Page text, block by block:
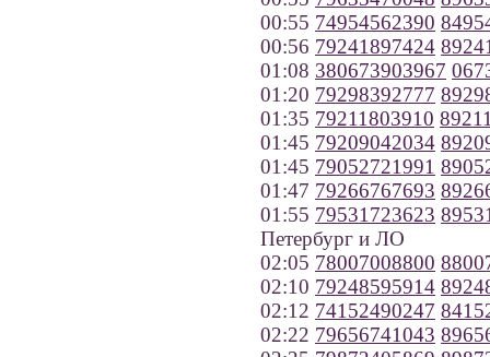
00:55 74954562390
00:56 79241897424
01:08 380673903967
01:20 79298392777
01:35 79211803910
01:45 79209042034
01:45 79052721991
01:47 79266767693
01:55 79531723623
Петербург и ЛО
02:05 78007008800
02:10 79248595914
02:12 74152490247
02:22 79656741043